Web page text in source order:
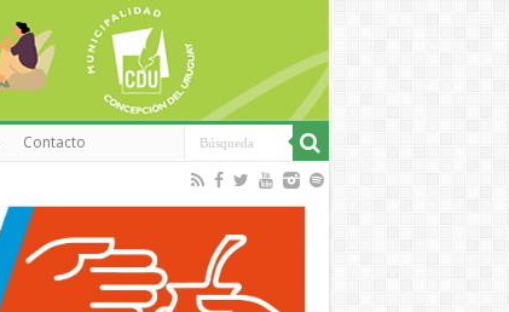
Contacto